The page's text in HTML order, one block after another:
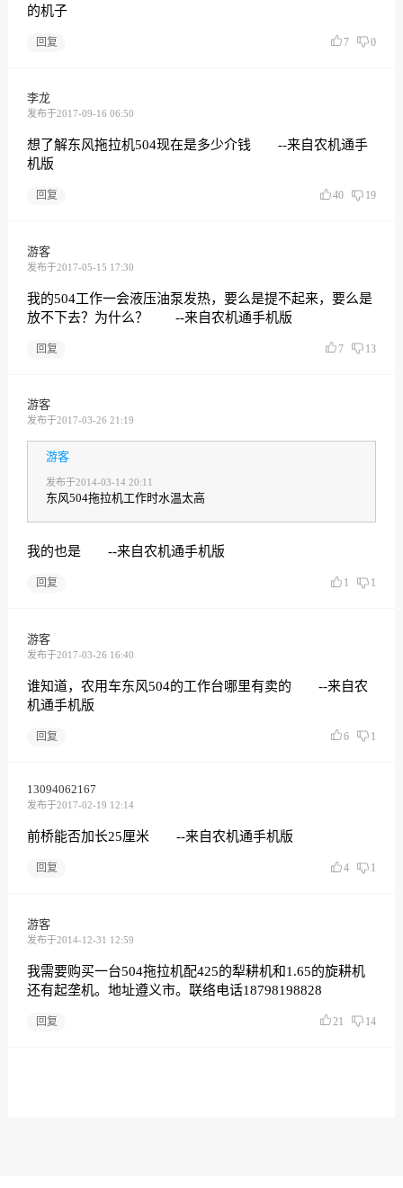
的机子
回复 7 0
李龙
发布于2017-09-16 06:50
想了解东风拖拉机504现在是多少介钱 --来自农机通手
机版
回复 40 19
游客
发布于2017-05-15 17:30
我的504工作一会液压油泵发热，要么是提不起来，要么是
放不下去？为什么？ --来自农机通手机版
回复 7 13
游客
发布于2017-03-26 21:19
游客
发布于2014-03-14 20:11
东风504拖拉机工作时水温太高
我的也是 --来自农机通手机版
回复 1 1
游客
发布于2017-03-26 16:40
谁知道，农用车东风504的工作台哪里有卖的 --来自农
机通手机版
回复 6 1
13094062167
发布于2017-02-19 12:14
前桥能否加长25厘米 --来自农机通手机版
回复 4 1
游客
发布于2014-12-31 12:59
我需要购买一台504拖拉机配425的犁耕机和1.65的旋耕机
还有起垄机。地址遵义市。联络电话18798198828
回复 21 14